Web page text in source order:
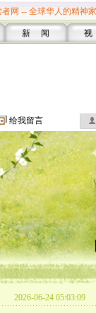
网 -- 全球华人的精神
新 闻
给我留言
2026-06-24 05:03:09